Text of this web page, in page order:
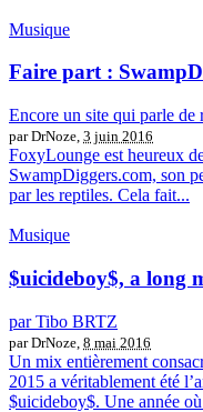
Musique
Faire part :
Encore un site qui parle de
par DrNoze, 3 juin 2016
FoxyLounge est heureux
SwampDiggers.com, son
par les reptiles. Cela fait...
Musique
$uicideboy$, a long
par Tibo BRTZ
par DrNoze, 8 mai 2016
Un mix entièrement
2015 a véritablement été
$uicideboy$. Une année